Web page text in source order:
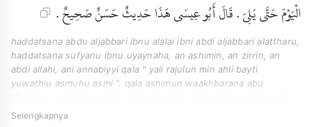
الْيَوْمَ حَتَّى يَلِيَ . قَالَ أَبُو عِيسَى هَذَا حَدِيثٌ حَسَنٌ صَحِيحٌ .
haddatsana abdu aljabbari ibnu alalai ibni abdi aljabbari alattharu,
haddatsana sufyanu ibnu uyaynaha, an ashimin, an zirrin, an
abdi allahi, ani annabiyyi qala " yali rajulun min ahli bayti
yuwathiu asmuhu asmi ". qala ashimun waakhbarana abu
yawmun lathawwala allahu dzalika alyawma hatta yaliya. qala abu
Selengkapnya